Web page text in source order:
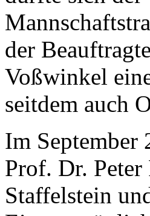
der
Voßwinkel
seitdem auch
Im September
Prof. Dr.
Staffelstein